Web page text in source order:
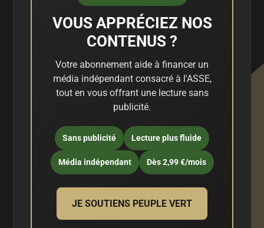
VOUS APPRÉCIEZ NOS
CONTENUS ?
Votre abonnement aide à financer un
média indépendant consacré à l'ASSE,
tout en vous offrant une lecture sans
publicité.
Sans publicité Lecture plus fluide
Média indépendant Dès 2,99 €/mois
JE SOUTIENS PEUPLE VERT